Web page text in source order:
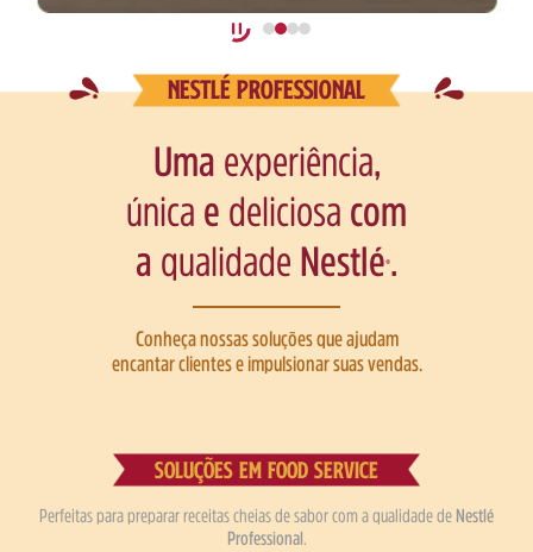
NESTLÉ PROFESSIONAL
Uma experiência,
única e deliciosa com
a qualidade Nestlé®.
Conheça nossas soluções que ajudam
encantar clientes e impulsionar suas vendas.
SOLUÇÕES EM FOOD SERVICE
Perfeitas para preparar receitas cheias de sabor com a qualidade de Nestlé
Professional.